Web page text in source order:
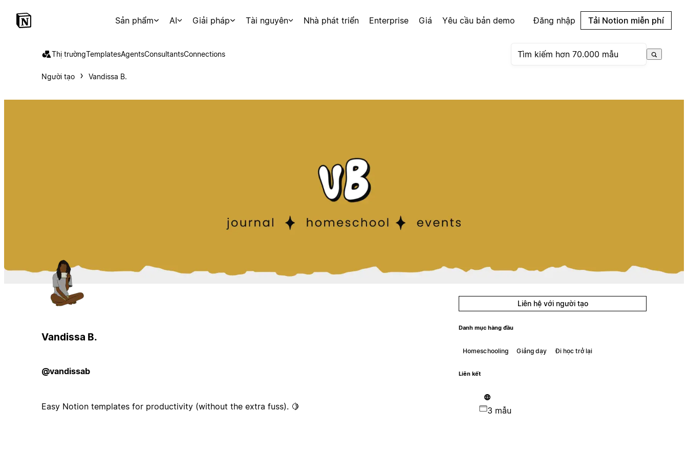
Sản phẩm AI Giải pháp Tài nguyên Nhà phát triển Enterprise Giá Yêu cầu bản demo Đăng nhập Tải Notion miễn phí
Thị trườngTemplatesAgentsConsultantsConnections
Người tạo Vandissa B.
Vandissa B.
@vandissab
Easy Notion templates for productivity (without the extra fuss). 🍋
Liên hệ với người tạo
Danh mục hàng đầu
Homeschooling Giảng dạy Đi học trở lại
Liên kết
3 mẫu